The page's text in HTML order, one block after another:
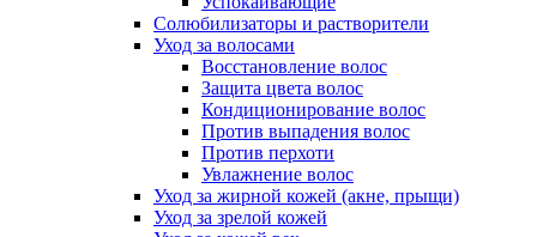
Солюбилизаторы и растворители
Уход за волосами
Восстановление волос
Защита цвета волос
Кондиционирование волос
Против выпадения волос
Против перхоти
Увлажнение волос
Уход за жирной кожей (акне, прыщи)
Уход за зрелой кожей